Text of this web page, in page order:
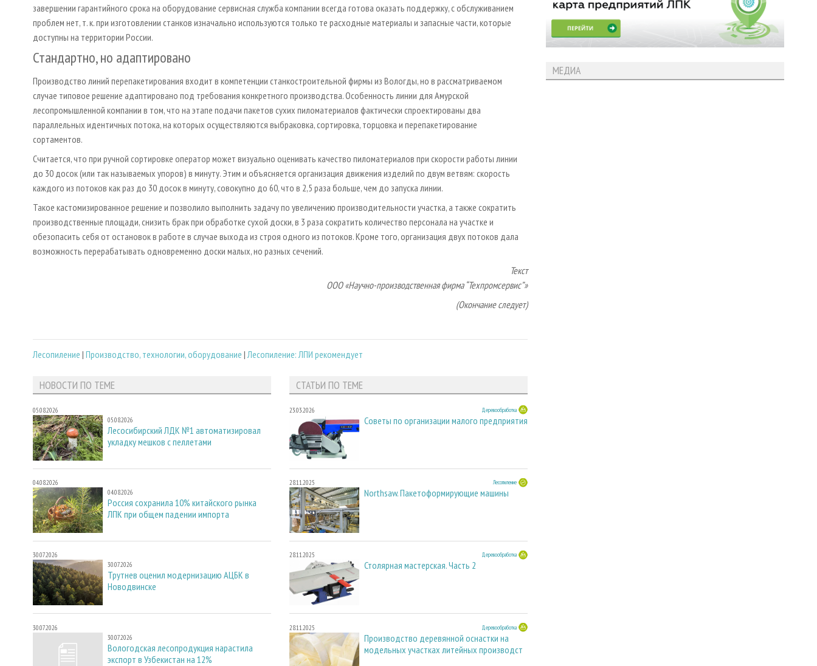
завершении гарантийного срока на оборудование сервисная служба компании всегда готова оказать поддержку, с обслуживанием
проблем нет, т. к. при изготовлении станков изначально используются только те расходные материалы и запасные части, которые
доступны на территории России.
Стандартно, но адаптировано
Производство линий перепакетирования входит в компетенции станкостроительной фирмы из Вологды, но в рассматриваемом
случае типовое решение адаптировано под требования конкретного производства. Особенность линии для Амурской
лесопромышленной компании в том, что на этапе подачи пакетов сухих пиломатериалов фактически спроектированы два
параллельных идентичных потока, на которых осуществляются выбраковка, сортировка, торцовка и перепакетирование
сортаментов.
Считается, что при ручной сортировке оператор может визуально оценивать качество пиломатериалов при скорости работы линии
до 30 досок (или так называемых упоров) в минуту. Этим и объясняется организация движения изделий по двум ветвям: скорость
каждого из потоков как раз до 30 досок в минуту, совокупно до 60, что в 2,5 раза больше, чем до запуска линии.
Такое кастомизированное решение и позволило выполнить задачу по увеличению производительности участка, а также сократить
производственные площади, снизить брак при обработке сухой доски, в 3 раза сократить количество персонала на участке и
обезопасить себя от остановок в работе в случае выхода из строя одного из потоков. Кроме того, организация двух потоков дала
возможность перерабатывать одновременно доски малых, но разных сечений.
Текст
ООО «Научно-производственная фирма “Техпромсервис”»
(Окончание следует)
Лесопиление | Производство, технологии, оборудование |Лесопиление: ЛПИ рекомендует
НОВОСТИ ПО ТЕМЕ
05.08.2026
05.08.2026
Лесосибирский ЛДК №1 автоматизировал
укладку мешков с пеллетами
04.08.2026
04.08.2026
Россия сохранила 10% китайского рынка
ЛПК при общем падении импорта
30.07.2026
30.07.2026
Трутнев оценил модернизацию АЦБК в
Новодвинске
30.07.2026
30.07.2026
Вологодская лесопродукция нарастила
экспорт в Узбекистан на 12%
СТАТЬИ ПО ТЕМЕ
23.03.2026 Деревообработка
Советы по организации малого предприятия
28.11.2025 Лесопиление
Northsaw. Пакетоформирующие машины
28.11.2025 Деревообработка
Столярная мастерская. Часть 2
28.11.2025 Деревообработка
Производство деревянной оснастки на
модельных участках литейных производст
МЕДИА